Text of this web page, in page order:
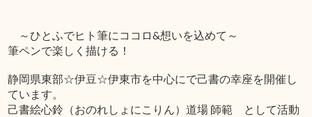
～ひとふでヒト筆にココロ&想いを込めて～
筆ペンで楽しく描ける！
静岡県東部☆伊豆☆伊東市を中心にで己書の幸座を開催し
ています。
己書絵心鈴（おのれしょにこりん）道場 師範 として活動